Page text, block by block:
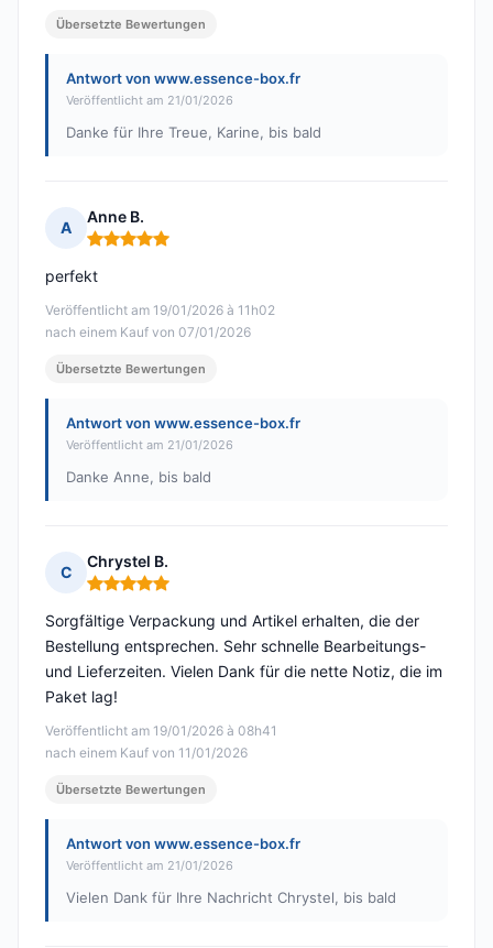
Übersetzte Bewertungen
Antwort von www.essence-box.fr
Veröffentlicht am 21/01/2026
Danke für Ihre Treue, Karine, bis bald
A
Anne B.
Hinweis: 5 von 5
Veröffentlicht am 19/01/2026 à 11h02
nach einem Kauf von 07/01/2026
perfekt
Übersetzte Bewertungen
Antwort von www.essence-box.fr
Veröffentlicht am 21/01/2026
Danke Anne, bis bald
C
Chrystel B.
Hinweis: 5 von 5
Veröffentlicht am 19/01/2026 à 08h41
nach einem Kauf von 11/01/2026
Sorgfältige Verpackung und Artikel erhalten, die der
Bestellung entsprechen. Sehr schnelle Bearbeitungs-
und Lieferzeiten. Vielen Dank für die nette Notiz, die im
Paket lag!
Übersetzte Bewertungen
Antwort von www.essence-box.fr
Veröffentlicht am 21/01/2026
Vielen Dank für Ihre Nachricht Chrystel, bis bald